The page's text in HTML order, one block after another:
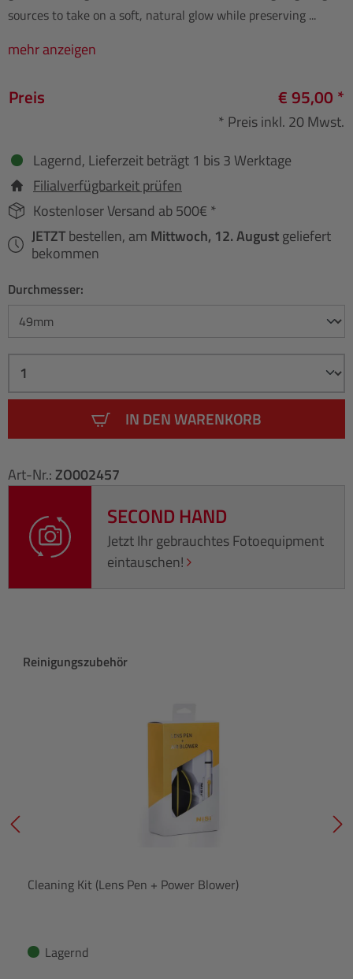
sources to take on a soft, natural glow while preserving ...
mehr anzeigen
Preis € 95,00 *
* Preis inkl. 20 Mwst.
Lagernd, Lieferzeit beträgt 1 bis 3 Werktage
Filialverfügbarkeit prüfen
Kostenloser Versand ab 500€ *
JETZTbestellen, am Mittwoch, 12. Augustgeliefert
bekommen
Durchmesser:
IN DEN WARENKORB
Art-Nr.: ZO002457
SECOND HAND
Jetzt Ihr gebrauchtes Fotoequipment
eintauschen!
Produktgalerie überspringen
Reinigungszubehör
Cleaning Kit (Lens Pen + Power Blower)
Lagernd